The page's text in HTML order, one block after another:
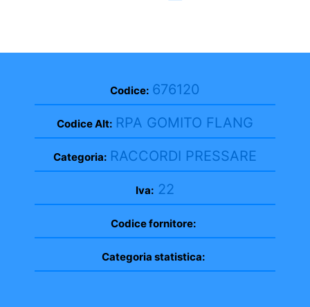
Codice: 676120
Codice Alt: RPA GOMITO FLANG
Categoria: RACCORDI PRESSARE
Iva: 22
Codice fornitore:
Categoria statistica: